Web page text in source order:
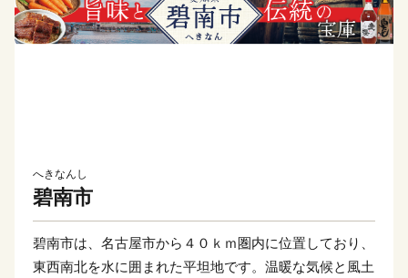
へきなんし
碧南市
碧南市は、名古屋市から４０ｋｍ圏内に位置しており、
東西南北を水に囲まれた平坦地です。温暖な気候と風土